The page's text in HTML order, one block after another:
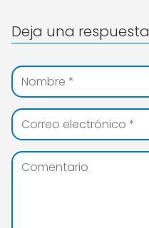
Deja una respuesta